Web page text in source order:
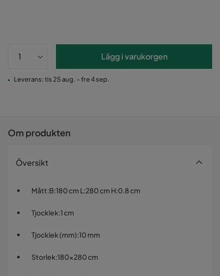
Lägg i varukorgen
Leverans: tis 25 aug. - fre 4 sep.
Om produkten
Översikt
Mått:B:180 cm L:280 cm H:0.8 cm
Tjocklek:1 cm
Tjocklek (mm):10 mm
Storlek:180x280 cm